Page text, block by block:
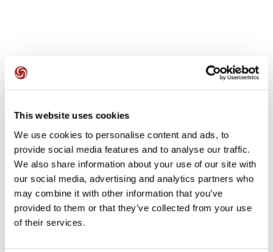
This website uses cookies
We use cookies to personalise content and ads, to
provide social media features and to analyse our traffic.
We also share information about your use of our site with
our social media, advertising and analytics partners who
may combine it with other information that you’ve
provided to them or that they’ve collected from your use
of their services.
Ajouter un avis
Découvrez ce parcours de vélo de 154,4 km à proximité de